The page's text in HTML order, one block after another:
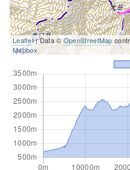
Leaflet| Data ©OpenStreetMap
Mapbox